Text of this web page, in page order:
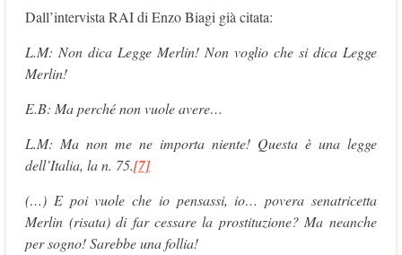
Dall’intervista RAI di Enzo Biagi già citata:
L.M: Non dica Legge Merlin! Non voglio che si dica Legge
Merlin!
E.B: Ma perché non vuole avere…
L.M: Ma non me ne importa niente! Questa è una legge
dell’Italia, la n. 75.[7]
(…) E poi vuole che io pensassi, io… povera senatricetta
Merlin (risata) di far cessare la prostituzione? Ma neanche
per sogno! Sarebbe una follia!